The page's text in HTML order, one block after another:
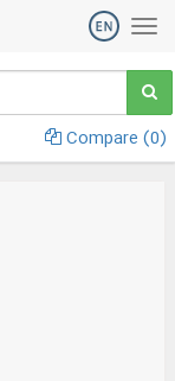
Compare (0)